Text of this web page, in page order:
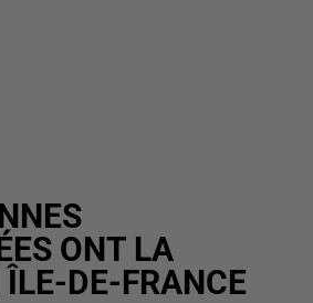
ONT LA
ÎLE-DE-FRANCE